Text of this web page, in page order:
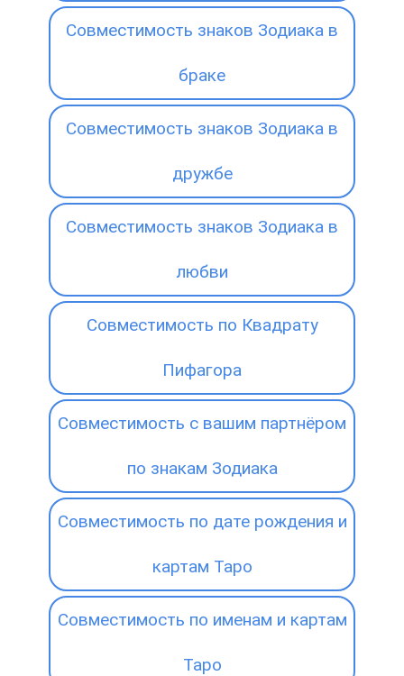
Совместимость знаков Зодиака в
браке
Совместимость знаков Зодиака в
дружбе
Совместимость знаков Зодиака в
любви
Совместимость по Квадрату
Пифагора
Совместимость с вашим партнёром
по знакам Зодиака
Совместимость по дате рождения и
картам Таро
Совместимость по именам и картам
Таро